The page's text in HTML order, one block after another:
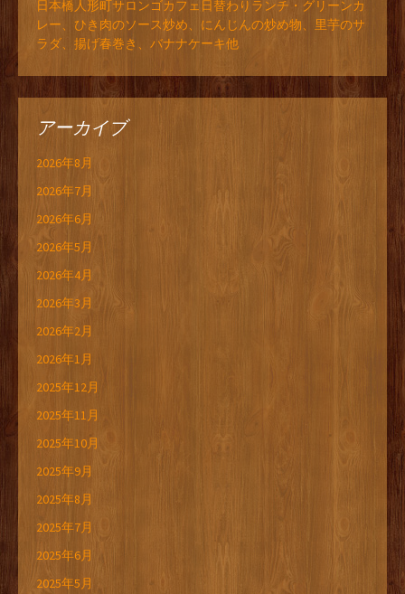
日本橋人形町サロンゴカフェ日替わりランチ・グリーンカ
レー、ひき肉のソース炒め、にんじんの炒め物、里芋のサ
ラダ、揚げ春巻き、バナナケーキ他
アーカイブ
2026年8月
2026年7月
2026年6月
2026年5月
2026年4月
2026年3月
2026年2月
2026年1月
2025年12月
2025年11月
2025年10月
2025年9月
2025年8月
2025年7月
2025年6月
2025年5月